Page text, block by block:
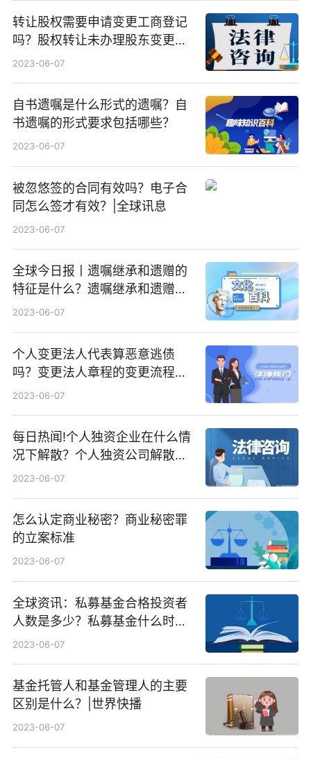
转让股权需要申请变更工商登记
吗？股权转让未办理股东变更登
记的法律风险
2023-06-07
自书遗嘱是什么形式的遗嘱？自
书遗嘱的形式要求包括哪些？
2023-06-07
被忽悠签的合同有效吗？电子合
同怎么签才有效？|全球讯息
2023-06-07
全球今日报丨遗嘱继承和遗赠的
特征是什么？遗嘱继承和遗赠有
区别吗？
2023-06-07
个人变更法人代表算恶意逃债
吗？变更法人章程的变更流程是
什么？-今日热文
2023-06-07
每日热闻!个人独资企业在什么情
况下解散？个人独资公司解散要
多久？
2023-06-07
怎么认定商业秘密？商业秘密罪
的立案标准
2023-06-07
全球资讯：私募基金合格投资者
人数是多少？私募基金什么时候
备案？
2023-06-07
基金托管人和基金管理人的主要
区别是什么？|世界快播
2023-06-07